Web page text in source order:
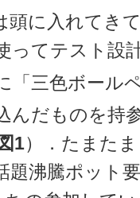
頭に入れてき
ってテスト設
「三色ボール
んだものを持
図1）．たまた
題沸騰ポット